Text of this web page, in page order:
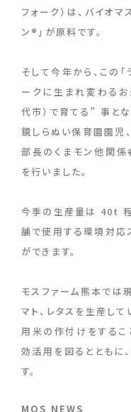
フォーク）は、バイオ
ン®」が原料です。
そして今年から、この
ークに生まれ変わる
代市）で育てる” 事と
鏡しらぬい保育園園児
部長のくまモン他関
を行いました。
今季の生産量は 40t 程
舗で使用する環境対応
ができます。
モスファーム熊本では
マト、レタスを生産し
用米の作付けをするこ
効活用を図るとともに
す。
MOS NEWS